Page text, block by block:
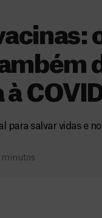
para salvar vidas e
minutos